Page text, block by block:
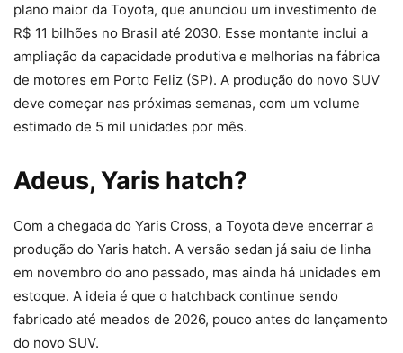
plano maior da Toyota, que anunciou um investimento de
R$ 11 bilhões no Brasil até 2030. Esse montante inclui a
ampliação da capacidade produtiva e melhorias na fábrica
de motores em Porto Feliz (SP). A produção do novo SUV
deve começar nas próximas semanas, com um volume
estimado de 5 mil unidades por mês.
Adeus, Yaris hatch?
Com a chegada do Yaris Cross, a Toyota deve encerrar a
produção do Yaris hatch. A versão sedan já saiu de linha
em novembro do ano passado, mas ainda há unidades em
estoque. A ideia é que o hatchback continue sendo
fabricado até meados de 2026, pouco antes do lançamento
do novo SUV.